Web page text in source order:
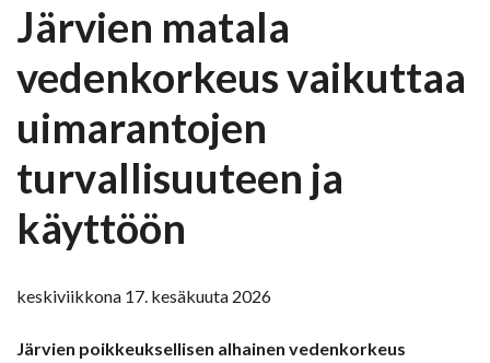
Järvien matala
vedenkorkeus vaikuttaa
uimarantojen
turvallisuuteen ja
käyttöön
keskiviikkona 17. kesäkuuta 2026
Järvien poikkeuksellisen alhainen vedenkorkeus